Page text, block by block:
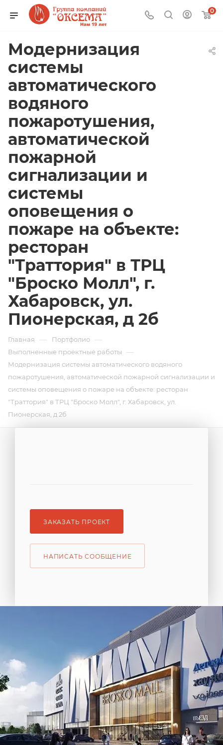
0
Модернизация
системы
автоматического
водяного
пожаротушения,
автоматической
пожарной
сигнализации и
системы
оповещения о
пожаре на объекте:
ресторан
"Траттория" в ТРЦ
"Броско Молл", г.
Хабаровск, ул.
Пионерская, д 2б
Главная — Портфолио —
Выполненные проектные работы —
Модернизация системы автоматического водяного
пожаротушения, автоматической пожарной сигнализации и
системы оповещения о пожаре на объекте: ресторан
"Траттория" в ТРЦ "Броско Молл", г. Хабаровск, ул.
Пионерская, д 2б
ЗАКАЗАТЬ ПРОЕКТ
НАПИСАТЬ СООБЩЕНИЕ